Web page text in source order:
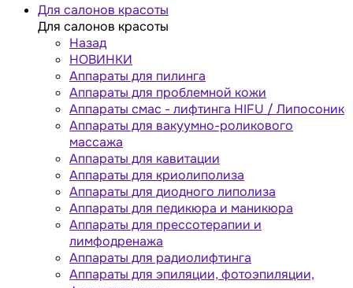
Для салонов красоты
Для салонов красоты
Назад
НОВИНКИ
Аппараты для пилинга
Аппараты для проблемной кожи
Аппараты cмас - лифтинга HIFU / Липосоник
Аппараты для вакуумно-роликового
массажа
Аппараты для кавитации
Аппараты для криолиполиза
Аппараты для диодного липолиза
Аппараты для педикюра и маникюра
Аппараты для прессотерапии и
лимфодренажа
Аппараты для радиолифтинга
Аппараты для эпиляции, фотоэпиляции,